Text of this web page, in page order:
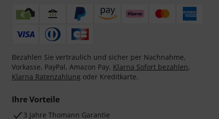
Bezahlen Sie vertraulich und sicher per Nachnahme,
Vorkasse, PayPal, Amazon Pay, Klarna Sofort bezahlen,
Klarna Ratenzahlung oder Kreditkarte.
Ihre Vorteile
3 Jahre Thomann Garantie